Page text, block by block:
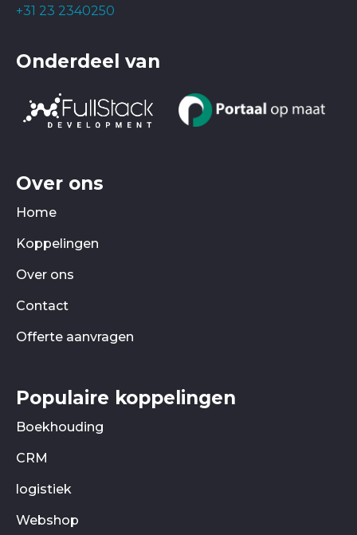
+31 23 2340250
Onderdeel van
Over ons
Home
Koppelingen
Over ons
Contact
Offerte aanvragen
Populaire koppelingen
Boekhouding
CRM
logistiek
Webshop